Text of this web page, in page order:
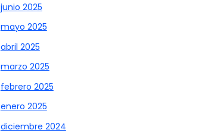
junio 2025
mayo 2025
abril 2025
marzo 2025
febrero 2025
enero 2025
diciembre 2024